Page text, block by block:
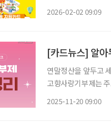
2026-02-02 09:09
[카드뉴스] 알
연말정산을 앞두고
고향사랑기부제는
2025-11-20 09:00